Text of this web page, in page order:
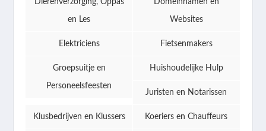
Dierenverzorging, Oppas
en Les
Domeinnamen en
Websites
Elektriciens Fietsenmakers
Groepsuitje en
Personeelsfeesten
Huishoudelijke Hulp
Juristen en Notarissen
Klusbedrijven en Klussers Koeriers en Chauffeurs